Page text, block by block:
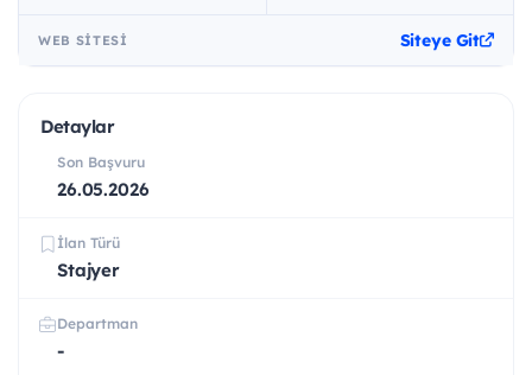
WEB SITESI Siteye Git
Detaylar
Son Başvuru
26.05.2026
İlan Türü
Stajyer
Departman
-